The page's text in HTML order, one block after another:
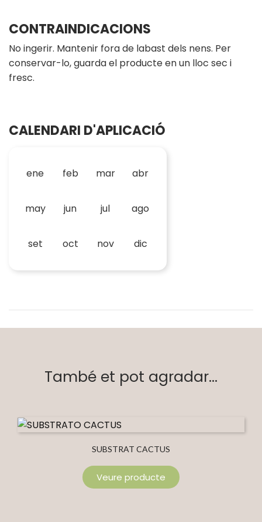
CONTRAINDICACIONS
No ingerir. Mantenir fora de labast dels nens. Per
conservar-lo, guarda el producte en un lloc sec i
fresc.
CALENDARI D'APLICACIÓ
ene feb mar abr
may jun jul ago
set oct nov dic
També et pot agradar...
SUBSTRAT CACTUS
Veure producte